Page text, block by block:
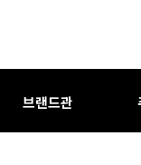
브랜드관